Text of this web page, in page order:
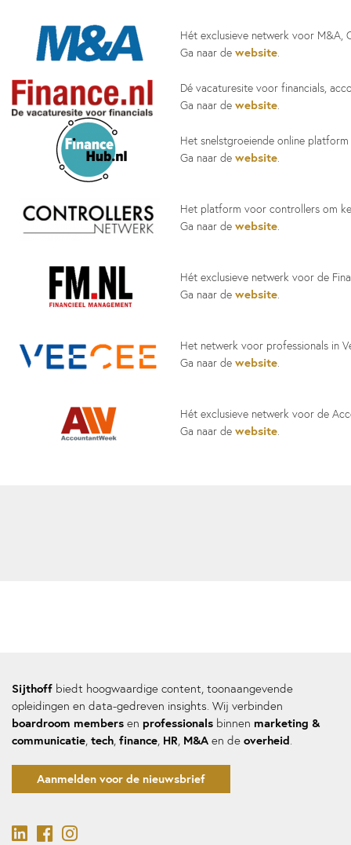
Hét exclusieve netwerk voor M&A,
Ga naar de website.
Dé vacaturesite voor financials,
Ga naar de website.
Het snelstgroeiende online
Ga naar de website.
Het platform voor controllers om
Ga naar de website.
Hét exclusieve netwerk voor de
Ga naar de website.
Het netwerk voor professionals in
Ga naar de website.
Hét exclusieve netwerk voor de
Ga naar de website.
Sijthoff biedt hoogwaardige content, toonaangevende
opleidingen en data-gedreven insights. Wij verbinden
boardroom members en professionals binnen marketing &
communicatie, tech, finance, HR, M&A en de overheid.
Aanmelden voor de nieuwsbrief